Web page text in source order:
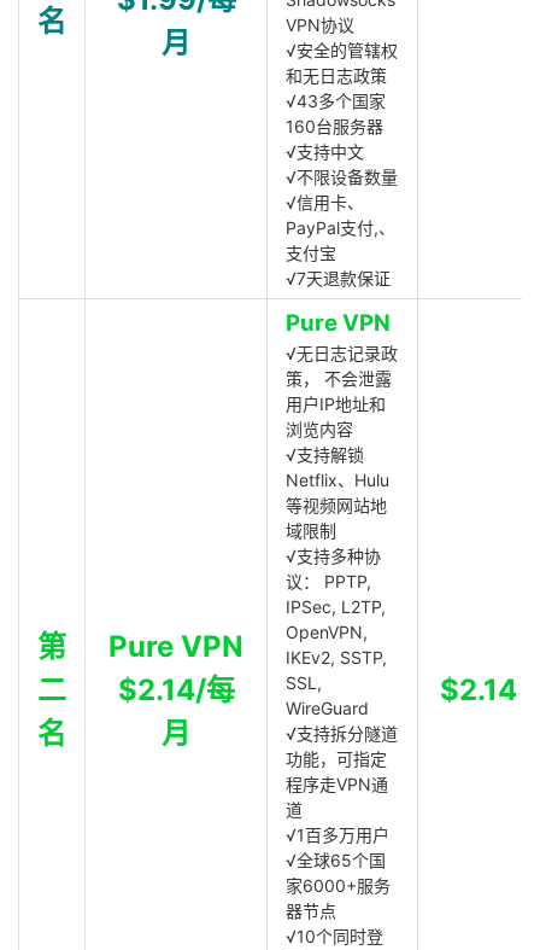
名
月
VPN协议
√安全的管辖权
和无日志政策
√43多个国家
160台服务器
√支持中文
√不限设备数量
√信用卡、
PayPal支付,、
支付宝
√7天退款保证
第
二
名
Pure VPN
$2.14/每
月
Pure VPN
√无日志记录政
策， 不会泄露
用户IP地址和
浏览内容
√支持解锁
Netflix、Hulu
等视频网站地
域限制
√支持多种协
议： PPTP,
IPSec, L2TP,
OpenVPN,
IKEv2, SSTP,
SSL,
WireGuard
√支持拆分隧道
功能，可指定
程序走VPN通
道
√1百多万用户
√全球65个国
家6000+服务
器节点
√10个同时登
$2.14